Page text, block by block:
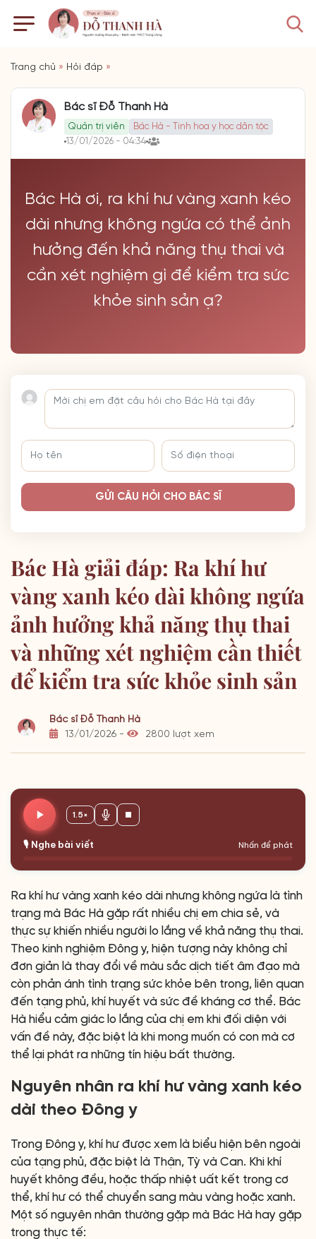
Trang chủ » Hỏi đáp »
Bác sĩ Đỗ Thanh Hà
Quản trị viên
Bác Hà - Tinh hoa y học dân tộc
13/01/2026 - 04:34
Bác Hà ơi, ra khí hư vàng xanh kéo
dài nhưng không ngứa có thể ảnh
hưởng đến khả năng thụ thai và
cần xét nghiệm gì để kiểm tra sức
khỏe sinh sản ạ?
GỬI CÂU HỎI CHO BÁC SĨ
Bác Hà giải đáp: Ra khí hư
vàng xanh kéo dài không ngứa
ảnh hưởng khả năng thụ thai
và những xét nghiệm cần thiết
để kiểm tra sức khỏe sinh sản
Bác sĩ Đỗ Thanh Hà
13/01/2026 -
2800 lượt xem
🎙️ Nghe bài viết Nhấn để phát
1.5×
Ra khí hư vàng xanh kéo dài nhưng không ngứa là tình
trạng mà Bác Hà gặp rất nhiều chị em chia sẻ, và
thực sự khiến nhiều người lo lắng về khả năng thụ thai.
Theo kinh nghiệm Đông y, hiện tượng này không chỉ
đơn giản là thay đổi về màu sắc dịch tiết âm đạo mà
còn phản ánh tình trạng sức khỏe bên trong, liên quan
đến tạng phủ, khí huyết và sức đề kháng cơ thể. Bác
Hà hiểu cảm giác lo lắng của chị em khi đối diện với
vấn đề này, đặc biệt là khi mong muốn có con mà cơ
thể lại phát ra những tín hiệu bất thường.
Nguyên nhân ra khí hư vàng xanh kéo
dài theo Đông y
Trong Đông y, khí hư được xem là biểu hiện bên ngoài
của tạng phủ, đặc biệt là Thận, Tỳ và Can. Khi khí
huyết không đều, hoặc thấp nhiệt uất kết trong cơ
thể, khí hư có thể chuyển sang màu vàng hoặc xanh.
Một số nguyên nhân thường gặp mà Bác Hà hay gặp
trong thực tế: